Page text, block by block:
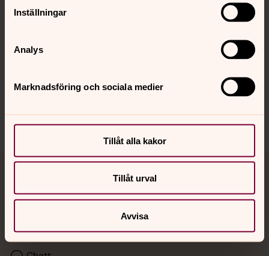
Inställningar
Analys
Marknadsföring och sociala medier
Tillåt alla kakor
Tillåt urval
Avvisa
Sociala kanaler
Jourhavande präst
med en präst på kvällar och nätter.